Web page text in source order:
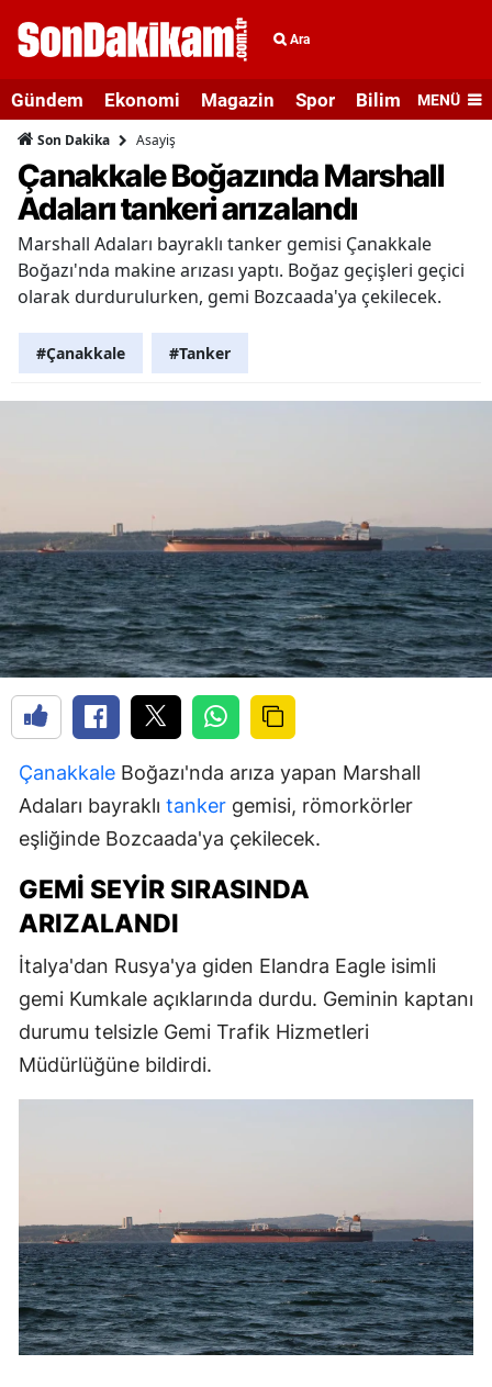
Ara
Gündem Ekonomi Magazin Spor Bilim veMENÜ
Son Dakika Asayiş
Çanakkale Boğazında Marshall
Adaları tankeri arızalandı
Marshall Adaları bayraklı tanker gemisi Çanakkale
Boğazı'nda makine arızası yaptı. Boğaz geçişleri geçici
olarak durdurulurken, gemi Bozcaada'ya çekilecek.
#Çanakkale #Tanker
Çanakkale Boğazı'nda arıza yapan Marshall
Adaları bayraklı tanker gemisi, römorkörler
eşliğinde Bozcaada'ya çekilecek.
GEMI SEYIR SIRASINDA
ARIZALANDI
İtalya'dan Rusya'ya giden Elandra Eagle isimli
gemi Kumkale açıklarında durdu. Geminin kaptanı
durumu telsizle Gemi Trafik Hizmetleri
Müdürlüğüne bildirdi.